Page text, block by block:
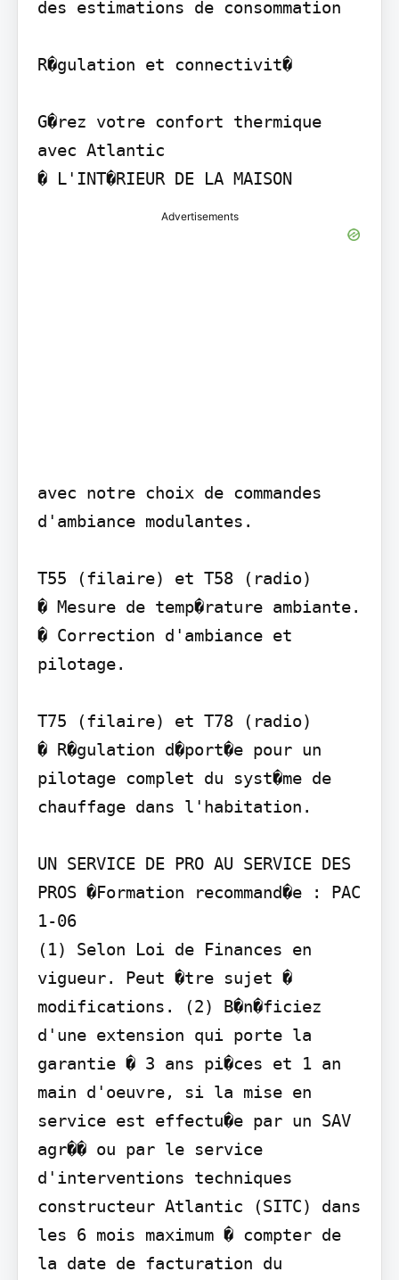
des estimations de consommation
R�gulation et connectivit�
G�rez votre confort thermique
avec Atlantic
� L'INT�RIEUR DE LA MAISON
Advertisements
avec notre choix de commandes
d'ambiance modulantes.
T55 (filaire) et T58 (radio)
� Mesure de temp�rature ambiante.
� Correction d'ambiance et
pilotage.
T75 (filaire) et T78 (radio)
� R�gulation d�port�e pour un
pilotage complet du syst�me de
chauffage dans l'habitation.
UN SERVICE DE PRO AU SERVICE DES
PROS �Formation recommand�e : PAC
1-06
(1) Selon Loi de Finances en
vigueur. Peut �tre sujet �
modifications. (2) B�n�ficiez
d'une extension qui porte la
garantie � 3 ans pi�ces et 1 an
main d'oeuvre, si la mise en
service est effectu�e par un SAV
agr�� ou par le service
d'interventions techniques
constructeur Atlantic (SITC) dans
les 6 mois maximum � compter de
la date de facturation du